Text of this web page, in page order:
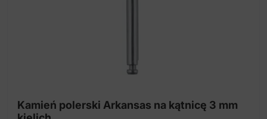
Kamień polerski Arkansas na kątnicę 3 mm